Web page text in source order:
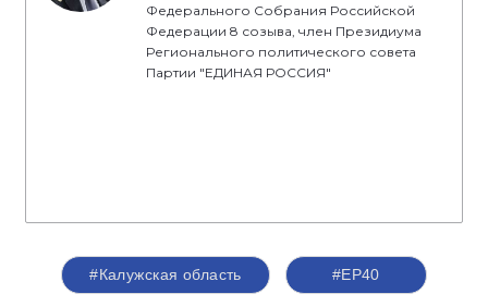
Федерального Собрания Российской
Федерации 8 созыва, член Президиума
Регионального политического совета
Партии "ЕДИНАЯ РОССИЯ"
#Калужская область #ЕР40